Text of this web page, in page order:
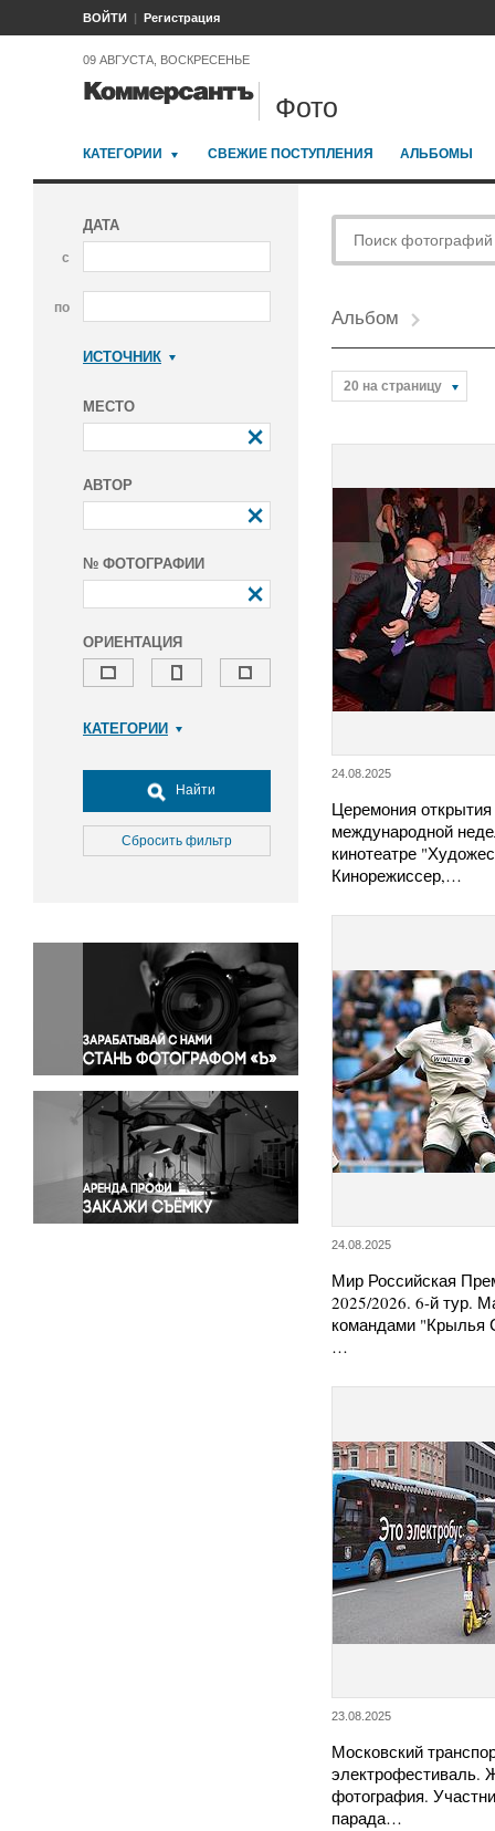
ВОЙТИ Регистрация
09 АВГУСТА, ВОСКРЕСЕНЬЕ
Фото
КАТЕГОРИИ СВЕЖИЕ ПОСТУПЛЕНИЯ АЛЬБОМЫ
ДАТА
с
по
ИСТОЧНИК
МЕСТО
АВТОР
№ ФОТОГРАФИИ
ОРИЕНТАЦИЯ
КАТЕГОРИИ
Досуг, туризм и отдых
Культура
Медицина
Окружающая среда
Политика
Правосудие
Происшествия и конфликты
Религия
Светская жизнь
Спорт
Экология
Экономика и бизнес
Найти
Сбросить фильтр
Альбом
20 на страницу
24.08.2025
Церемония
международной
кинотеатре
Кинорежиссер,…
24.08.2025
Мир Российская
2025/2026. 6-й тур.
командами "Крылья
…
23.08.2025
Московский
электрофестиваль.
фотография.
парада…